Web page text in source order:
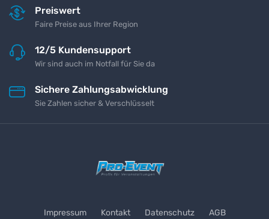
Preiswert
Faire Preise aus Ihrer Region
12/5 Kundensupport
Wir sind auch im Notfall für Sie da
Sichere Zahlungsabwicklung
Sie Zahlen sicher & Verschlüsselt
Impressum Kontakt Datenschutz AGB